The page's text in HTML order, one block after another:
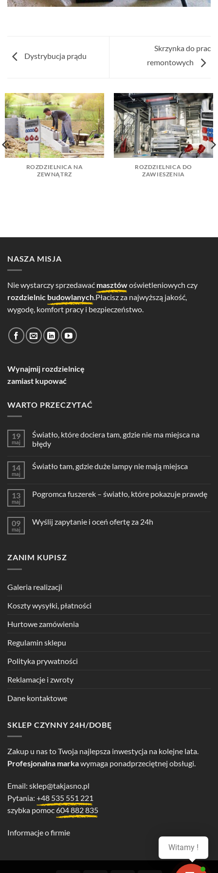
Dystrybucja prądu
Skrzynka do prac
remontowych
ROZDZIELNICA NA
ZEWNĄTRZ
ROZDZIELNICA DO
ZAWIESZENIA
NASZA MISJA
Nie wystarczy sprzedawać masztówoświetleniowych czy
rozdzielnic budowlanych.Płacisz za najwyższą jakość,
wygodę, komfort pracy i bezpieczeństwo.
Wynajmij rozdzielnicę
zamiast kupować
WARTO PRZECZYTAĆ
19
maj
Światło, które dociera tam, gdzie nie ma miejsca na
błędy
14
maj
Światło tam, gdzie duże lampy nie mają miejsca
13
maj
Pogromca fuszerek – światło, które pokazuje prawdę
09
maj
Wyślij zapytanie i oceń ofertę za 24h
ZANIM KUPISZ
Galeria realizacji
Koszty wysyłki, płatności
Hurtowe zamówienia
Regulamin sklepu
Polityka prywatności
Reklamacje i zwroty
Dane kontaktowe
SKLEP CZYNNY 24H/DOBĘ
Zakup u nas to Twoja najlepsza inwestycja na kolejne lata.
Profesjonalna markawymaga ponadprzeciętnej obsługi.
Email: sklep@takjasno.pl
Pytania: +48 535 551 221
szybka pomoc 604 882 835
Informacje o firmie
Witamy !